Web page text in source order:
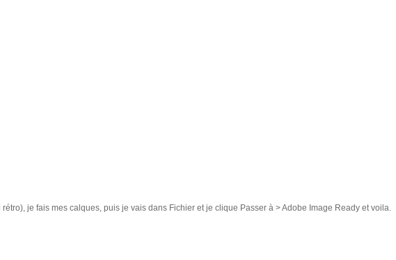
je fais mes calques, puis je vais dans Fichier et je clique Passer à > Adobe Image Ready et voila.